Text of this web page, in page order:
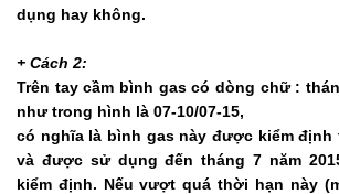
dụng hay không.
+ Cách 2:
Trên tay cầm bình gas có dòng chữ :
như trong hình là 07-10/07-15,
có nghĩa là bình gas này được kiểm định
và được sử dụng đến tháng 7 năm
kiểm định. Nếu vượt quá thời hạn này